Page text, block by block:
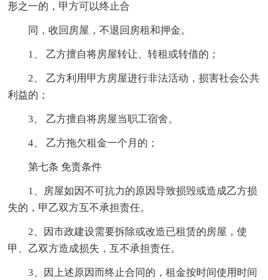
形之一的，甲方可以终止合
同，收回房屋，不退回房租和押金。
1、 乙方擅自将房屋转让、转租或转借的；
2、 乙方利用甲方房屋进行非法活动，损害社会公共
利益的；
3、 乙方擅自将房屋当职工宿舍。
4、 乙方拖欠租金一个月的；
第七条 免责条件
1、房屋如因不可抗力的原因导致损毁或造成乙方损
失的，甲乙双方互不承担责任。
2、因市政建设需要拆除或改造已租赁的房屋，使
甲、乙双方造成损失，互不承担责任。
3、因上述原因而终止合同的，租金按时间使用时间